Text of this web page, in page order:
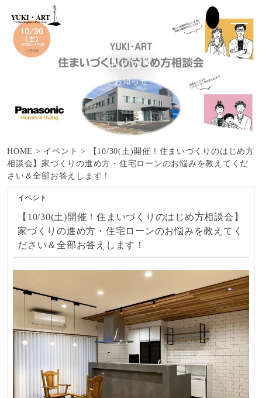
NEWS
お知らせ
HOME > イベント >
【10/30(土)開催！住まいづくりのはじめ方
相談会】家づくりの進め方・住宅ローンのお悩みを教えてくだ
さい＆全部お答えします！
【10/30(土)開催！住まいづくりのはじめ方相談会】
家づくりの進め方・住宅ローンのお悩みを教えてく
ださい＆全部お答えします！
イベント